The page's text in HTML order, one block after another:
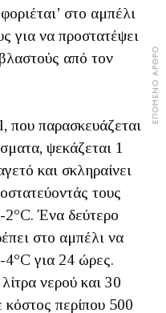
ΕΠΟΜΕΝΟ ΑΡΘΡΟ
στο αμπέλι
για να προστατέψει
από τον
παρασκευάζεται
ψεκάζεται 1
και σκληραίνει
τους
2°C. Ένα δεύτερο
στο αμπέλι να
4°C για 24 ώρες.
νερού και 30
περίπου 500